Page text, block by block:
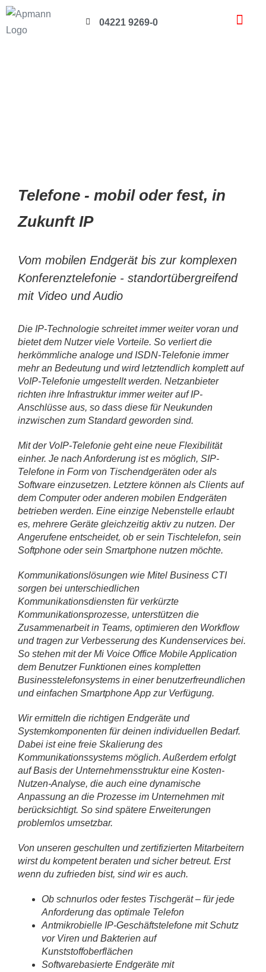
04221 9269-0
Telefone - mobil oder fest, in
Zukunft IP
Vom mobilen Endgerät bis zur komplexen
Konferenztelefonie - standortübergreifend
mit Video und Audio
Die IP-Technologie schreitet immer weiter voran und
bietet dem Nutzer viele Vorteile. So verliert die
herkömmliche analoge und ISDN-Telefonie immer
mehr an Bedeutung und wird letztendlich komplett auf
VoIP-Telefonie umgestellt werden. Netzanbieter
richten ihre Infrastruktur immer weiter auf IP-
Anschlüsse aus, so dass diese für Neukunden
inzwischen zum Standard geworden sind.
Mit der VoIP-Telefonie geht eine neue Flexibilität
einher. Je nach Anforderung ist es möglich, SIP-
Telefone in Form von Tischendgeräten oder als
Software einzusetzen. Letztere können als Clients auf
dem Computer oder anderen mobilen Endgeräten
betrieben werden. Eine einzige Nebenstelle erlaubt
es, mehrere Geräte gleichzeitig aktiv zu nutzen. Der
Angerufene entscheidet, ob er sein Tischtelefon, sein
Softphone oder sein Smartphone nutzen möchte.
Kommunikationslösungen wie Mitel Business CTI
sorgen bei unterschiedlichen
Kommunikationsdiensten für verkürzte
Kommunikationsprozesse, unterstützen die
Zusammenarbeit in Teams, optimieren den Workflow
und tragen zur Verbesserung des Kundenservices bei.
So stehen mit der Mi Voice Office Mobile Application
dem Benutzer Funktionen eines kompletten
Businesstelefonsystems in einer benutzerfreundlichen
und einfachen Smartphone App zur Verfügung.
Wir ermitteln die richtigen Endgeräte und
Systemkomponenten für deinen individuellen Bedarf.
Dabei ist eine freie Skalierung des
Kommunikationssystems möglich. Außerdem erfolgt
auf Basis der Unternehmensstruktur eine Kosten-
Nutzen-Analyse, die auch eine dynamische
Anpassung an die Prozesse im Unternehmen mit
berücksichtigt. So sind spätere Erweiterungen
problemlos umsetzbar.
Von unseren geschulten und zertifizierten Mitarbeitern
wirst du kompetent beraten und sicher betreut. Erst
wenn du zufrieden bist, sind wir es auch.
Ob schnurlos oder festes Tischgerät – für jede
Anforderung das optimale Telefon
Antmikrobielle IP-Geschäftstelefone mit Schutz
vor Viren und Bakterien auf
Kunststoffoberflächen
Softwarebasierte Endgeräte mit